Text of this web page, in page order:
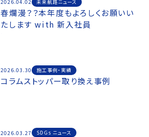
2026.04.02 未来航路ニュース
春爛漫？？本年度もよろしくお願いい
たします with 新入社員
2026.03.30 施工事例・実績
コラムストッパー取り換え事例
2026.03.27 SDGs ニュース